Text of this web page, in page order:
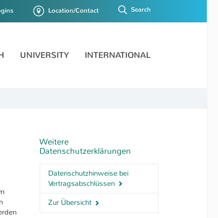
Location/Contact Search
UNIVERSITY INTERNATIONAL
Weitere
Datenschutzerklärungen
Datenschutzhinweise bei
Vertragsabschlüssen
Zur Übersicht